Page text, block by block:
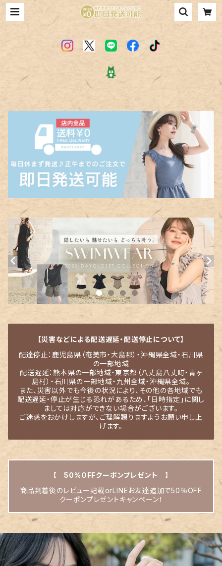
【災害などによる配送遅延・配送停止について】
配達停止：鹿児島県（奄美市・大島郡）・沖縄県全域・石川県
の一部地域
配送遅延：熊本県の一部地域・東京都（八丈島八丈町・青ヶ
島村）・石川県の一部地域・九州全域・沖縄県全域。
また、災害以外でも今後の状況により、その他の各地域でも
配送遅延・停止が生じる恐れがあるため、「日時指定」に関し
ましては対応ができない場合がございます。
ご迷惑をおかけしますが、ご理解賜りますようお願い申し上
げます。
【 50%OFFクーポンプレゼント 】
商品到着後のレビュー記載orLINEお友達追加で50％OFF
クーポンプレゼントキャンペーン！